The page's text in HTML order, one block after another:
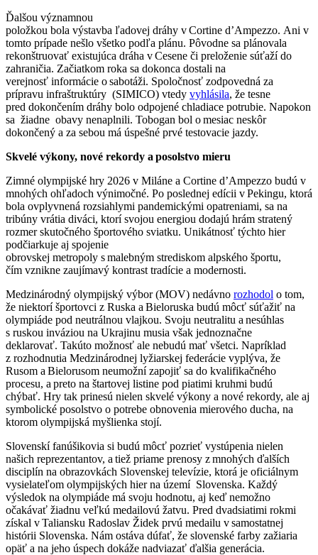
Ďalšou významnou
položkou bola výstavba ľadovej dráhy v Cortine d’Ampezzo. Ani v
tomto prípade nešlo všetko podľa plánu. Pôvodne sa plánovala
rekonštruovať existujúca dráha v Cesene či preloženie súťaží do
zahraničia. Začiatkom roka sa dokonca dostali na
verejnosť informácie o sabotáži. Spoločnosť zodpovedná za
prípravu infraštruktúry (SIMICO) vtedy vyhlásila, že tesne
pred dokončením dráhy bolo odpojené chladiace potrubie. Napokon
sa žiadne obavy nenaplnili. Tobogan bol o mesiac neskôr
dokončený a za sebou má úspešné prvé testovacie jazdy.
Skvelé výkony, nové rekordy a posolstvo mieru
Zimné olympijské hry 2026 v Miláne a Cortine d’Ampezzo budú v
mnohých ohľadoch výnimočné. Po poslednej edícii v Pekingu, ktorá
bola ovplyvnená rozsiahlymi pandemickými opatreniami, sa na
tribúny vrátia diváci, ktorí svojou energiou dodajú hrám stratený
rozmer skutočného športového sviatku. Unikátnosť týchto hier
podčiarkuje aj spojenie
obrovskej metropoly s malebným strediskom alpského športu,
čím vznikne zaujímavý kontrast tradície a modernosti.
Medzinárodný olympijský výbor (MOV) nedávno rozhodol o tom,
že niektorí športovci z Ruska a Bieloruska budú môcť súťažiť na
olympiáde pod neutrálnou vlajkou. Svoju neutralitu a nesúhlas
s ruskou inváziou na Ukrajinu musia však jednoznačne
deklarovať. Takúto možnosť ale nebudú mať všetci. Napríklad
z rozhodnutia Medzinárodnej lyžiarskej federácie vyplýva, že
Rusom a Bielorusom neumožní zapojiť sa do kvalifikačného
procesu, a preto na štartovej listine pod piatimi kruhmi budú
chýbať. Hry tak prinesú nielen skvelé výkony a nové rekordy, ale aj
symbolické posolstvo o potrebe obnovenia mierového ducha, na
ktorom olympijská myšlienka stojí.
Slovenskí fanúšikovia si budú môcť pozrieť vystúpenia nielen
našich reprezentantov, a tiež priame prenosy z mnohých ďalších
disciplín na obrazovkách Slovenskej televízie, ktorá je oficiálnym
vysielateľom olympijských hier na území Slovenska. Každý
výsledok na olympiáde má svoju hodnotu, aj keď nemožno
očakávať žiadnu veľkú medailovú žatvu. Pred dvadsiatimi rokmi
získal v Taliansku Radoslav Židek prvú medailu v samostatnej
histórii Slovenska. Nám ostáva dúfať, že slovenské farby zažiaria
opäť a na jeho úspech dokáže nadviazať ďalšia generácia.